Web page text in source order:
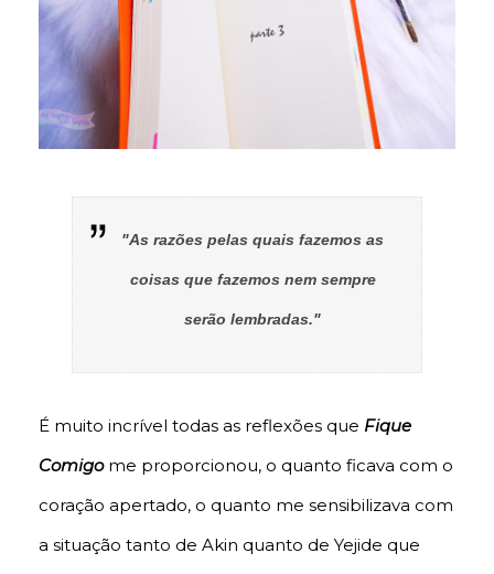
"As razões pelas quais fazemos as
coisas que fazemos nem sempre
serão lembradas."
É muito incrível todas as reflexões que Fique
Comigo me proporcionou, o quanto ficava com o
coração apertado, o quanto me sensibilizava com
a situação tanto de Akin quanto de Yejide que